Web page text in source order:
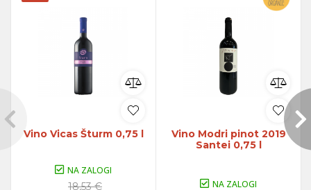
Vino Vicas Šturm 0,75 l
NA ZALOGI
18,53 €
Vino Modri pinot 2019
Santei 0,75 l
NA ZALOGI